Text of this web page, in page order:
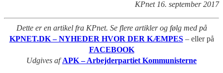
KPnet 16. september 2017
Dette er en artikel fra KPnet. Se flere artikler og følg med på
KPNET.DK – NYHEDER HVOR DER KÆMPES – eller på
FACEBOOK
Udgives afAPK – Arbejderpartiet Kommunisterne